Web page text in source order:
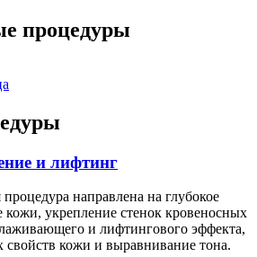
процедуры
и лифтинг
направлена на глубокое
укрепление стенок кровеносных
и лифтингового эффекта,
кожи и выравнивание тона.